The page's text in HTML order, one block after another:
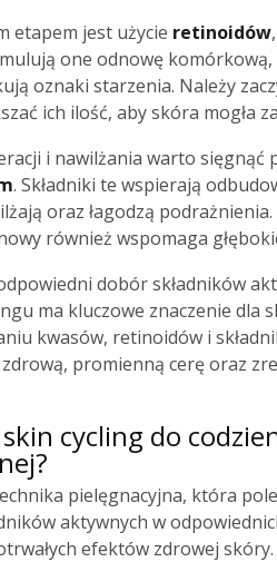
etapem jest użycie retinoidów
one odnowę
oznaki starzenia. Należy
ich ilość, aby skóra mogła
i nawilżania warto sięgnąć
. Składniki te wspierają
oraz łagodzą
również wspomaga
dobór składników
ma kluczowe znaczenie dla
kwasów, retinoidów i
promienną cerę oraz
skin cycling do
pielęgnacyjna, która
aktywnych w
efektów zdrowej skóry.